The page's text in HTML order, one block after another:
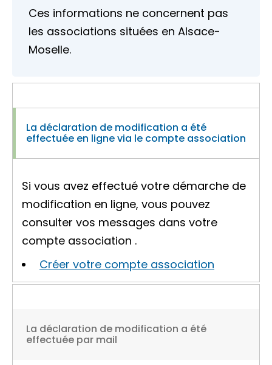
Ces informations ne concernent pas
les associations situées en Alsace-
Moselle.
La déclaration de modification a été
effectuée en ligne via le compte association
Si vous avez effectué votre démarche de
modification en ligne, vous pouvez
consulter vos messages dans votre
compte association .
Créer votre compte association
La déclaration de modification a été
effectuée par mail